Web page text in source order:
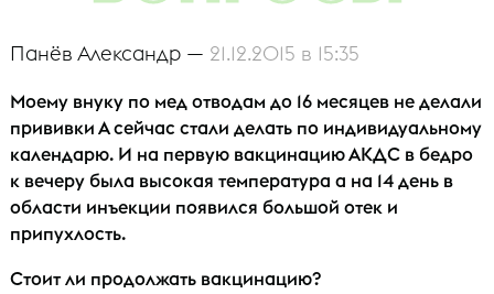
Панёв Александр — 21.12.2015 в 15:35
Моему внуку по мед отводам до 16 месяцев не делали
прививки А сейчас стали делать по индивидуальному
календарю. И на первую вакцинацию АКДС в бедро
к вечеру была высокая температура а на 14 день в
области инъекции появился большой отек и
припухлость.
Стоит ли продолжать вакцинацию?